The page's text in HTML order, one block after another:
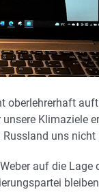
oberlehrerhaft
unsere
uns
auf die